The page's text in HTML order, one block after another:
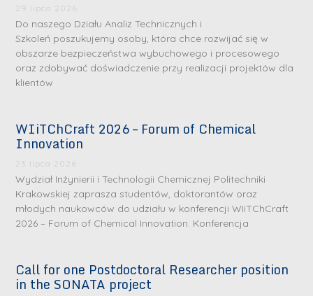
29 lipca 2026
Do naszego Działu Analiz Technicznych i
Szkoleń poszukujemy osoby, która chce rozwijać się w
obszarze bezpieczeństwa wybuchowego i procesowego
oraz zdobywać doświadczenie przy realizacji projektów dla
klientów
WIiTChCraft 2026 – Forum of Chemical
Innovation
23 lipca 2026
Wydział Inżynierii i Technologii Chemicznej Politechniki
Krakowskiej zaprasza studentów, doktorantów oraz
młodych naukowców do udziału w konferencji WIiTChCraft
2026 – Forum of Chemical Innovation. Konferencja
Call for one Postdoctoral Researcher position
in the SONATA project